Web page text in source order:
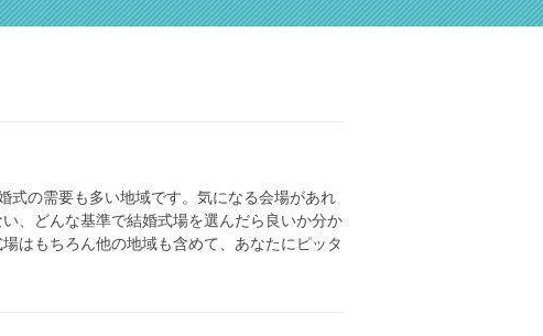
式の需要も多い地域です。気になる会場があれ
、どんな基準で結婚式場を選んだら良いか分か
はもちろん他の地域も含めて、あなたにピッタ